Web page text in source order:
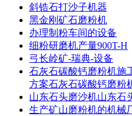
斜锆石打沙子机器
黑金刚矿石磨粉机
办理制粉车间的设备
细粉研磨机产量900T-H
弓长岭矿-瑞典-设备
石灰石碳酸钙磨粉机施
方案石灰石碳酸钙磨粉
山东石头磨沙机山东石
生产矿山磨粉机的机械